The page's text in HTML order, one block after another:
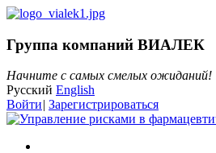
Группа компаний ВИАЛЕК
Начните с самых смелых ожиданий!
Русский English
Войти| Зарегистрироваться